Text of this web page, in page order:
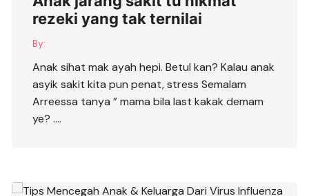
rezeki yang tak ternilai
By:
Anak sihat mak ayah hepi. Betul kan? Kalau anak
asyik sakit kita pun penat, stress Semalam
Arreessa tanya ” mama bila last kakak demam
ye? ….